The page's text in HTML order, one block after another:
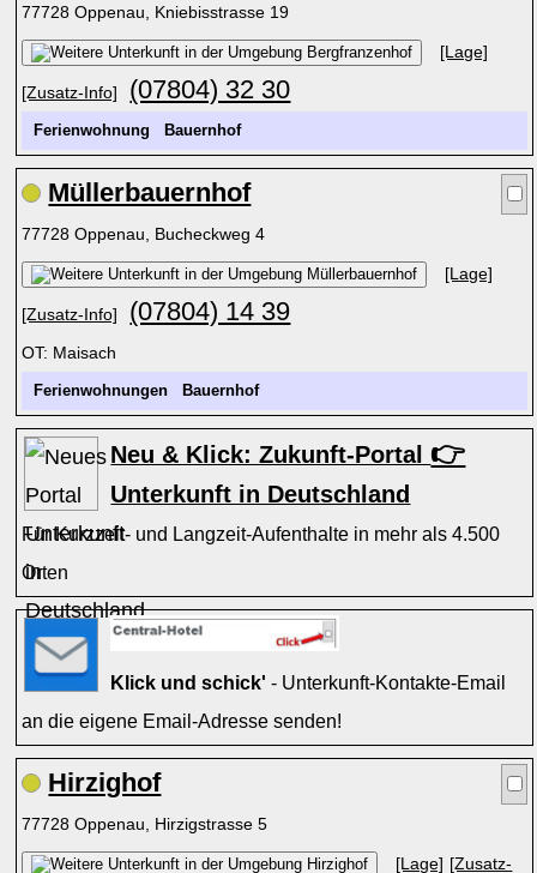
77728 Oppenau, Kniebisstrasse 19
[Lage]
[Zusatz-Info] (07804) 32 30
Ferienwohnung Bauernhof
Müllerbauernhof
77728 Oppenau, Bucheckweg 4
[Lage]
[Zusatz-Info] (07804) 14 39
OT: Maisach
Ferienwohnungen Bauernhof
Neu & Klick: Zukunft-Portal 👉
Unterkunft in Deutschland
Für Kurzzeit- und Langzeit-Aufenthalte in mehr als 4.500
Orten
Klick und schick' - Unterkunft-Kontakte-Email
an die eigene Email-Adresse senden!
Hirzighof
77728 Oppenau, Hirzigstrasse 5
[Lage] [Zusatz-